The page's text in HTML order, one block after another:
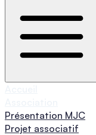
Présentation MJC
Projet associatif